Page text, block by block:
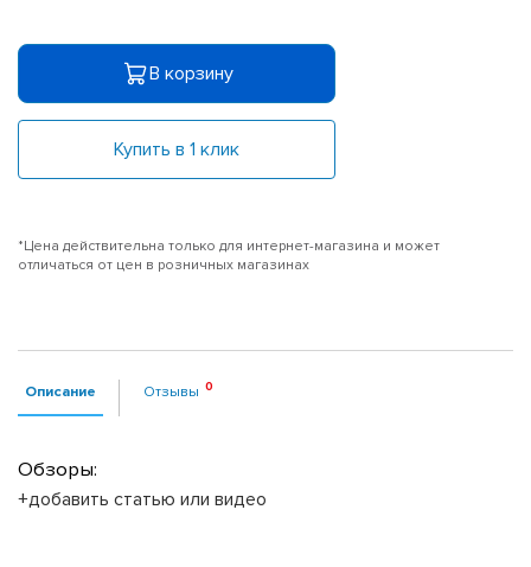
В корзину
Купить в 1 клик
*Цена действительна только для интернет-магазина и может
отличаться от цен в розничных магазинах
Описание Отзывы
Обзоры:
+добавить статью или видео